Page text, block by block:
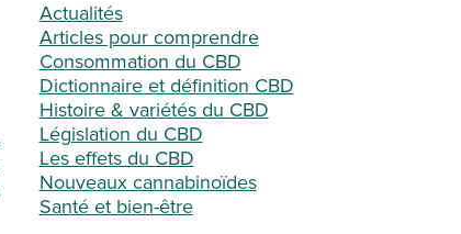
Actualités
Articles pour comprendre
Consommation du CBD
Dictionnaire et définition CBD
Histoire & variétés du CBD
Législation du CBD
Les effets du CBD
Nouveaux cannabinoïdes
Santé et bien-être